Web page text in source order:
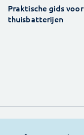
Praktische gids voor
thuisbatterijen